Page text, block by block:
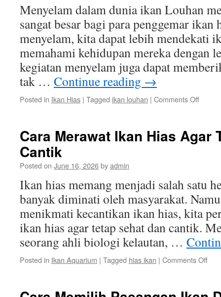
Menyelam dalam dunia ikan Louhan
sangat besar bagi para penggemar ikan
menyelam, kita dapat lebih mendekati
memahami kehidupan mereka dengan
kegiatan menyelam juga dapat
tak … Continue reading →
Posted in Ikan Hias | Tagged ikan louhan | Comments Offon
Dunia
Cara Merawat Ikan Hias Agar
Cantik
Posted on June 16, 2026byadmin
Ikan hias memang menjadi salah satu
banyak diminati oleh masyarakat.
menikmati kecantikan ikan hias, kita
ikan hias agar tetap sehat dan cantik.
seorang ahli biologi kelautan, …
Posted in Ikan Aquarium | Tagged hias ikan | Comments Offon